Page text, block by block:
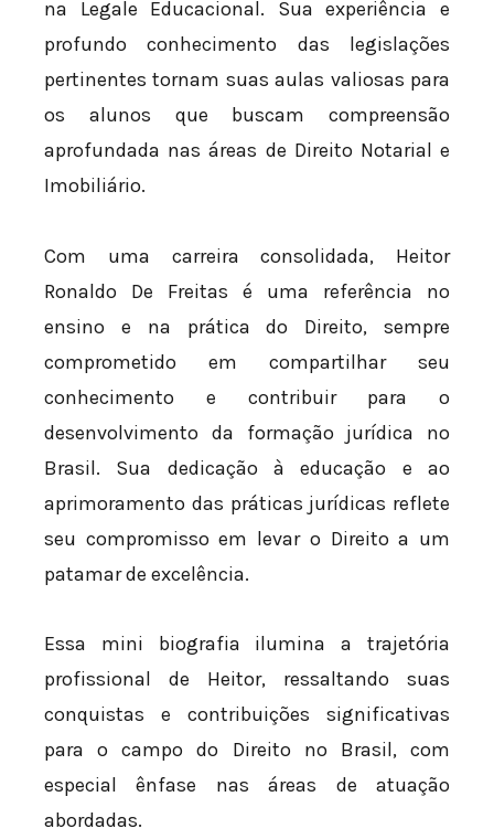
na Legale Educacional. Sua experiência e
profundo conhecimento das legislações
pertinentes tornam suas aulas valiosas para
os alunos que buscam compreensão
aprofundada nas áreas de Direito Notarial e
Imobiliário.
Com uma carreira consolidada, Heitor
Ronaldo De Freitas é uma referência no
ensino e na prática do Direito, sempre
comprometido em compartilhar seu
conhecimento e contribuir para o
desenvolvimento da formação jurídica no
Brasil. Sua dedicação à educação e ao
aprimoramento das práticas jurídicas reflete
seu compromisso em levar o Direito a um
patamar de excelência.
Essa mini biografia ilumina a trajetória
profissional de Heitor, ressaltando suas
conquistas e contribuições significativas
para o campo do Direito no Brasil, com
especial ênfase nas áreas de atuação
abordadas.